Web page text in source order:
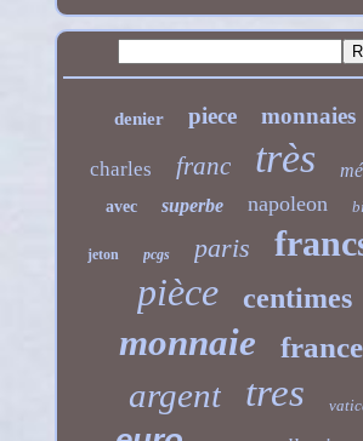
denier piece monnaies
charles franc très
avec superbe napoleon
jeton pcgs paris
pièce centimes
monnaie france
argent tres